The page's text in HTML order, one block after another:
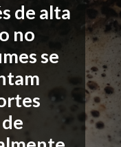
de alta
no
se